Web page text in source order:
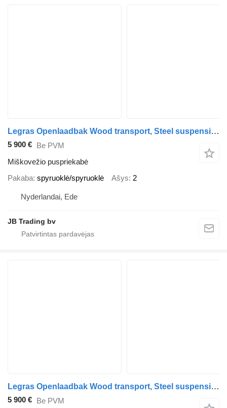
Legras Openlaadbak Wood transport, Steel suspension
5 900 € Be PVM
Miškovežio puspriekabė
Pakaba spyruoklė/spyruoklė Ašys 2
Nyderlandai, Ede
JB Trading bv
Legras Openlaadbak Wood transport, Steel suspension
5 900 € Be PVM